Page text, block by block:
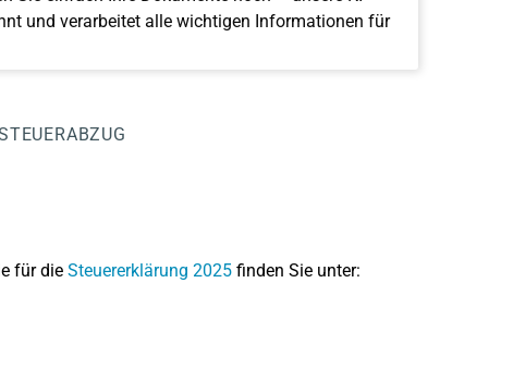
und verarbeitet alle wichtigen Informationen für
für die Steuererklärung 2025finden Sie unter: